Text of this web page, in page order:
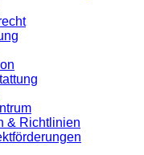
& Richtlinien